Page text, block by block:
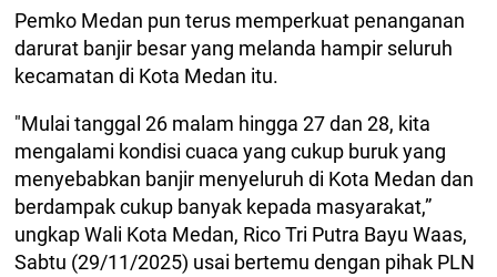
Pemko Medan pun terus memperkuat penanganan
darurat banjir besar yang melanda hampir seluruh
kecamatan di Kota Medan itu.
"Mulai tanggal 26 malam hingga 27 dan 28, kita
mengalami kondisi cuaca yang cukup buruk yang
menyebabkan banjir menyeluruh di Kota Medan dan
berdampak cukup banyak kepada masyarakat,”
ungkap Wali Kota Medan, Rico Tri Putra Bayu Waas,
Sabtu (29/11/2025) usai bertemu dengan pihak PLN